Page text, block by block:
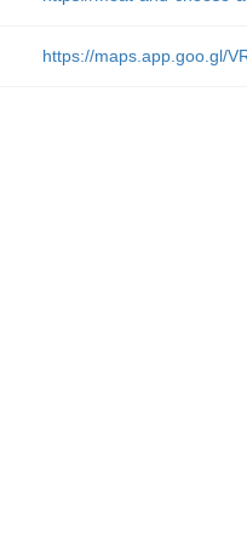
https://maps.app.goo.gl/